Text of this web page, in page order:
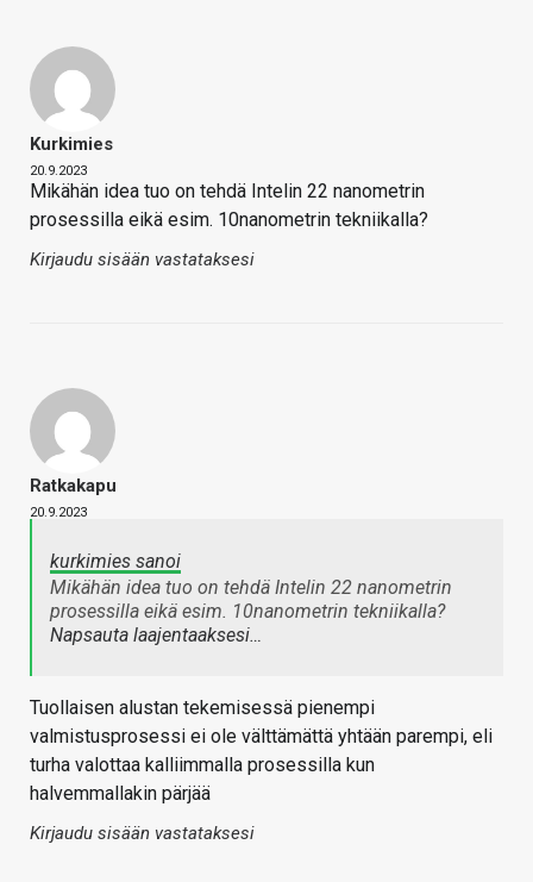
Kurkimies
20.9.2023
Mikähän idea tuo on tehdä Intelin 22 nanometrin
prosessilla eikä esim. 10nanometrin tekniikalla?
Kirjaudu sisään vastataksesi
Ratkakapu
20.9.2023
kurkimies sanoi
Mikähän idea tuo on tehdä Intelin 22 nanometrin
prosessilla eikä esim. 10nanometrin tekniikalla?
Napsauta laajentaaksesi…
Tuollaisen alustan tekemisessä pienempi
valmistusprosessi ei ole välttämättä yhtään parempi, eli
turha valottaa kalliimmalla prosessilla kun
halvemmallakin pärjää
Kirjaudu sisään vastataksesi